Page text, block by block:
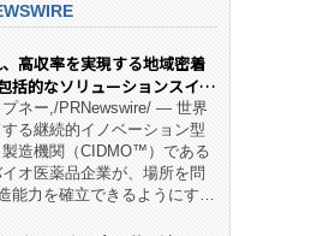
高収率を実現する地域密着
括的なソリューションスイー
プネー,/PRNewswire/ — 世界
る継続的イノベーション型
造機関（CIDMO™）である
オ医薬品企業が、場所を問
能力を確立できるようにす